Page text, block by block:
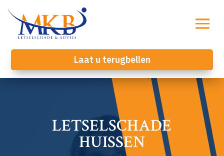
Laat u terugbellen
LETSELSCHADE
HUISSEN